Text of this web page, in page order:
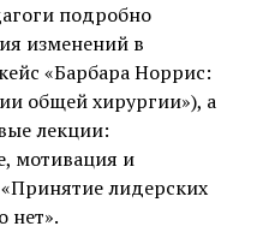
подробно
изменений в
«Барбара Норрис:
общей хирургии»), а
лекции:
мотивация и
лидерских
нет».